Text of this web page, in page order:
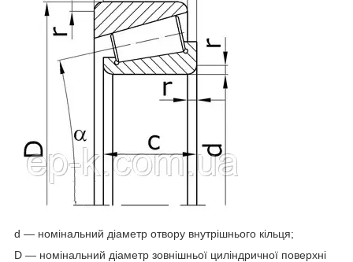
d — номінальний діаметр отвору внутрішнього кільця;
D — номінальний діаметр зовнішньої циліндричної поверхні